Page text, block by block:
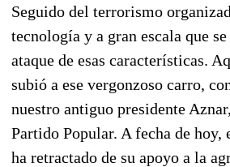
Seguido del terrorismo
tecnología y a gran escala que
ataque de esas características.
subió a ese vergonzoso carro,
nuestro antiguo presidente
Partido Popular. A fecha de hoy,
ha retractado de su apoyo a la